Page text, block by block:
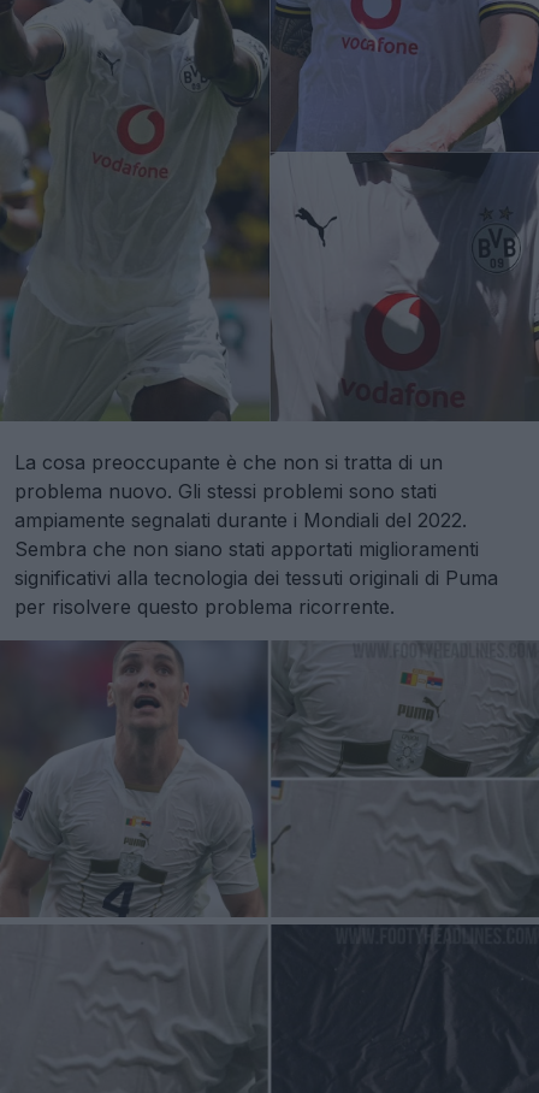
La cosa preoccupante è che non si tratta di un
problema nuovo. Gli stessi problemi sono stati
ampiamente segnalati durante i Mondiali del 2022.
Sembra che non siano stati apportati miglioramenti
significativi alla tecnologia dei tessuti originali di Puma
per risolvere questo problema ricorrente.